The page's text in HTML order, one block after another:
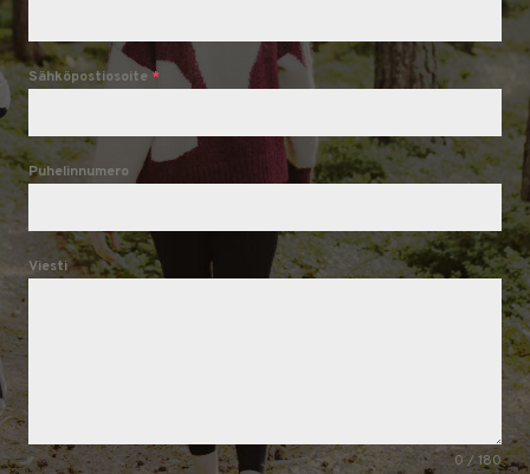
Sähköpostiosoite *
Puhelinnumero
Viesti
0 / 180